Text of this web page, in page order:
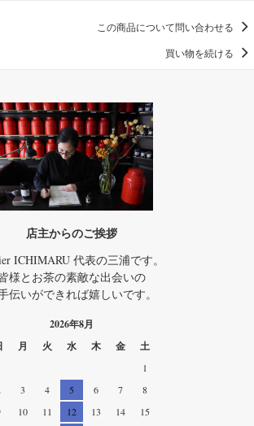
この商品について問い合わせる
買い物を続ける
店主からのご挨拶
ICHIMARU 代表の三浦です。
様とお茶の素敵な出会いの
伝いができれば嬉しいです。
2026年8月
月 火 水 木 金 土
1
3 4 5 6 7
8
10 11 12 13 14
15